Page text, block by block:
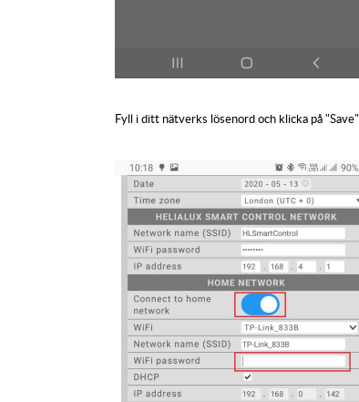
Fyll i ditt nätverks lösenord och klicka på "Save"